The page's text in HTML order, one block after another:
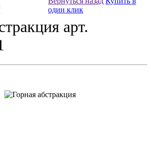
один клик
арт.